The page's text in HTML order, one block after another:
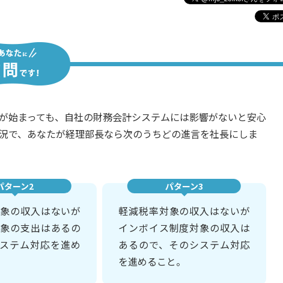
まっても、自社の財務会計システムには影響がないと安心
、あなたが経理部長なら次のうちどの進言を社長にしま
ターン2
の収入はないが
の支出はあるの
テム対応を進め
パターン3
軽減税率対象の収入はないが
インボイス制度対象の収入は
あるので、そのシステム対応
を進めること。